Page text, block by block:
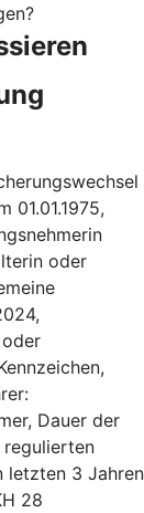
01.01.1975,
oder
Dauer der
regulierten
letzten 3 Jahren
28